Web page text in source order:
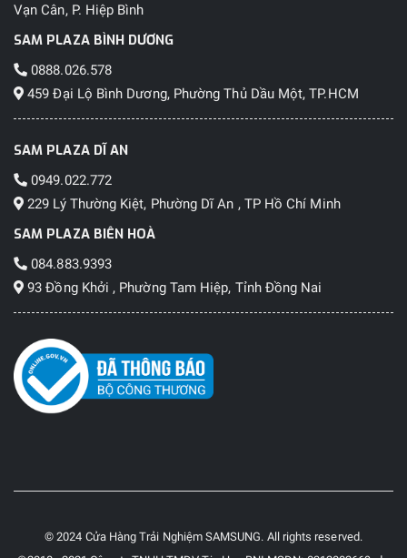
Vạn Cân, P. Hiệp Bình
SAM PLAZA BÌNH DƯƠNG
0888.026.578
459 Đại Lộ Bình Dương, Phường Thủ Dầu Một, TP.HCM
SAM PLAZA DĨ AN
0949.022.772
229 Lý Thường Kiệt, Phường Dĩ An , TP Hồ Chí Minh
SAM PLAZA BIÊN HOÀ
084.883.9393
93 Đồng Khởi , Phường Tam Hiệp, Tỉnh Đồng Nai
© 2024 Cửa Hàng Trải Nghiệm SAMSUNG. All rights reserved.